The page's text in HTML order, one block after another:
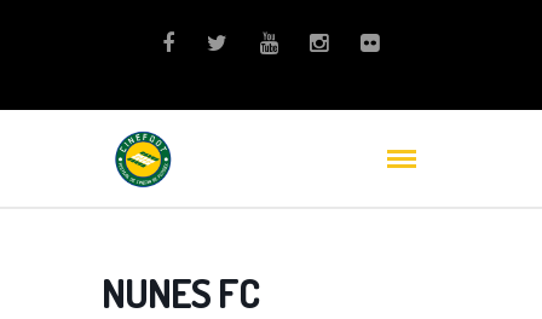
NUNES FC